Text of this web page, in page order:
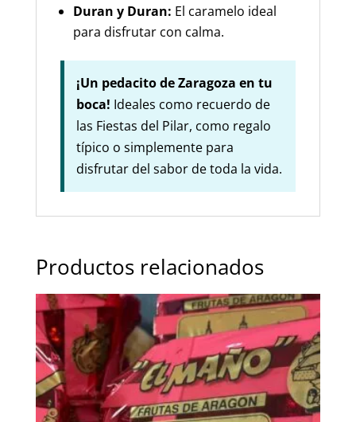
Duran y Duran: El caramelo ideal
para disfrutar con calma.
¡Un pedacito de Zaragoza en tu
boca! Ideales como recuerdo de
las Fiestas del Pilar, como regalo
típico o simplemente para
disfrutar del sabor de toda la vida.
Productos relacionados